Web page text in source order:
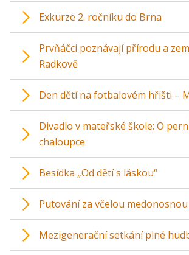
Exkurze 2. ročníku do Brna
Prvňáčci poznávají přírodu a
Radkově
Den dětí na fotbalovém hřišti –
Divadlo v mateřské škole: O
chaloupce
Besídka „Od dětí s láskou“
Putování za včelou medonosnou
Mezigenerační setkání plné